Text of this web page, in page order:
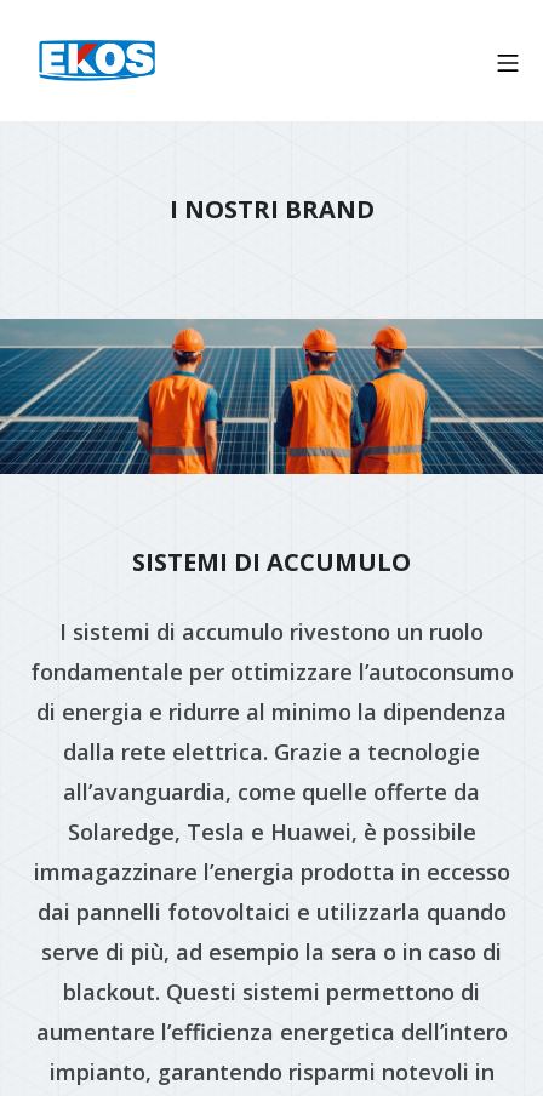
I NOSTRI BRAND
SISTEMI DI ACCUMULO
I sistemi di accumulo rivestono un ruolo
fondamentale per ottimizzare l’autoconsumo
di energia e ridurre al minimo la dipendenza
dalla rete elettrica. Grazie a tecnologie
all’avanguardia, come quelle offerte da
Solaredge, Tesla e Huawei, è possibile
immagazzinare l’energia prodotta in eccesso
dai pannelli fotovoltaici e utilizzarla quando
serve di più, ad esempio la sera o in caso di
blackout. Questi sistemi permettono di
aumentare l’efficienza energetica dell’intero
impianto, garantendo risparmi notevoli in